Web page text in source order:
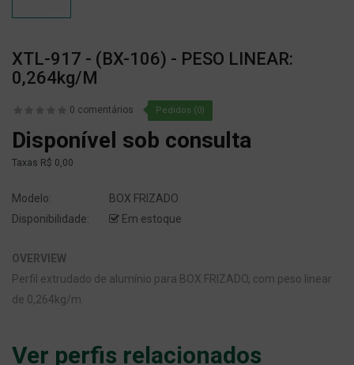
XTL-917 - (BX-106) - PESO LINEAR:
0,264kg/m
0 comentários Pedidos (0)
Disponível sob consulta
Taxas R$ 0,00
Modelo:
BOX FRIZADO
Disponibilidade:
Em estoque
OVERVIEW
Perfil extrudado de alumínio para BOX FRIZADO, com peso linear
de 0,264kg/m.
Ver perfis relacionados